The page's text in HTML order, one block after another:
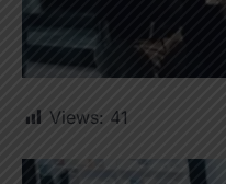
Views: 41